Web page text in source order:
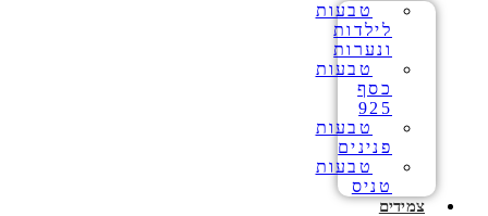
טבעות
לילדות
ונערות
טבעות
כסף
925
טבעות
פנינים
טבעות
טניס
צמידים